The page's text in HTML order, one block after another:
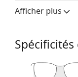
fait qu'elles
de monture
Nous livrons
Le chiffon
livrés avec
Afficher plus